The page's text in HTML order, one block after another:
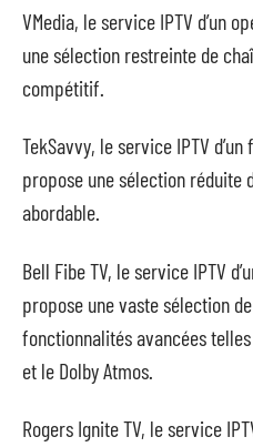
VMedia, le service IPTV d’un
une sélection restreinte de
compétitif.
TekSavvy, le service IPTV
propose une sélection réduite
abordable.
Bell Fibe TV, le service IPTV
propose une vaste sélection
fonctionnalités avancées
et le Dolby Atmos.
Rogers Ignite TV, le service